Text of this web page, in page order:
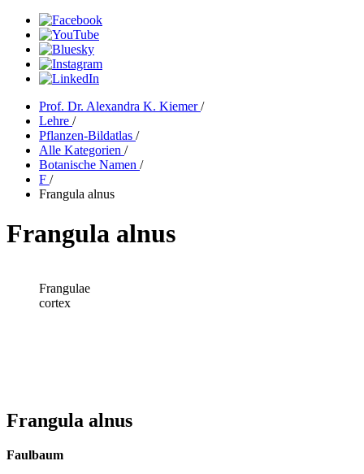
Prof. Dr. Alexandra K. Kiemer/
Lehre /
Pflanzen-Bildatlas /
Alle Kategorien /
Botanische Namen /
F /
Frangula alnus
Frangula alnus
Frangulae
cortex
Frangula alnus
Faulbaum